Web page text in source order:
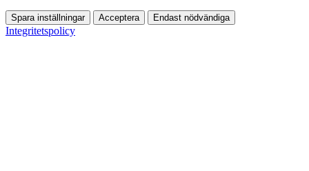
Spara inställningar Acceptera Endast nödvändiga
Integritetspolicy